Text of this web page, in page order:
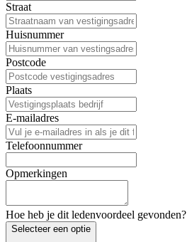
Straat
Huisnummer
Postcode
Plaats
E-mailadres
Telefoonnummer
Opmerkingen
Hoe heb je dit ledenvoordeel gevonden?
Selecteer een optie